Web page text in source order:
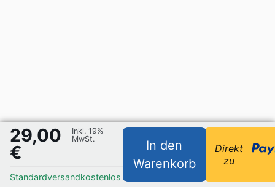
29,00
€
Inkl. 19%
MwSt.
Standardversandkostenlos
In den
Warenkorb
Direkt
zu